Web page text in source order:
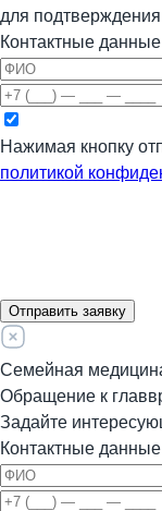
для
Контактные данные
Нажимая кнопку
политикой
Отправить заявку
Семейная
Обращение к
Задайте
Контактные данные